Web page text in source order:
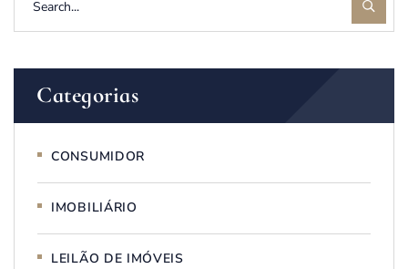
Categorias
CONSUMIDOR
IMOBILIÁRIO
LEILÃO DE IMÓVEIS